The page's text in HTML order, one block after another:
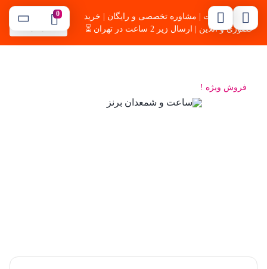
🔥بهترین قیمت | مشاوره تخصصی و رایگان | خرید
حضوری و آنلاین | ارسال زیر 2 ساعت در تهران ⏳
09121254344
0
فروش ویژه !